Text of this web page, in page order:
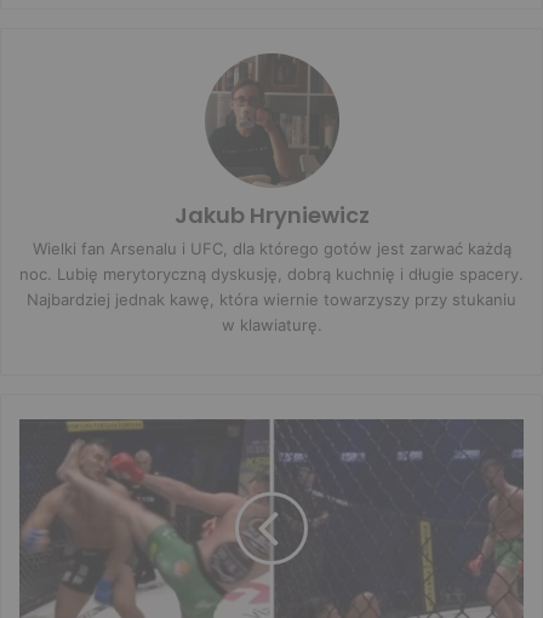
Jakub Hryniewicz
Wielki fan Arsenalu i UFC, dla którego gotów jest zarwać każdą
noc. Lubię merytoryczną dyskusję, dobrą kuchnię i długie spacery.
Najbardziej jednak kawę, która wiernie towarzyszy przy stukaniu
w klawiaturę.